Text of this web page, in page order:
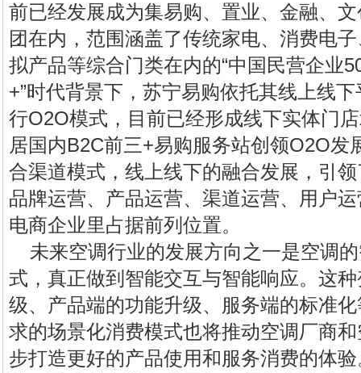
前已经发展成为集易购、置业、金融、
团在内，范围涵盖了传统家电、消费电
拟产品等综合门类在内的“中国民营企业
+”时代背景下，苏宁易购依托其线上线
行O2O模式，目前已经形成线下实体门
居国内B2C前三+易购服务站创领O2O发
合渠道模式，线上线下的融合发展，引
品牌运营、产品运营、渠道运营、用户
电商企业里占据前列位置。
未来空调行业的发展方向之一是空调
式，真正做到智能交互与智能响应。这
级、产品端的功能升级、服务端的标准
求的场景化消费模式也将推动空调厂商
步打造更好的产品使用和服务消费的体